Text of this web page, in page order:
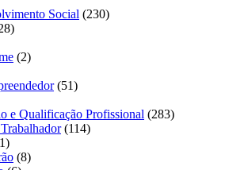
Social (230)
(2)
(51)
e Qualificação Profissional (283)
(114)
(8)